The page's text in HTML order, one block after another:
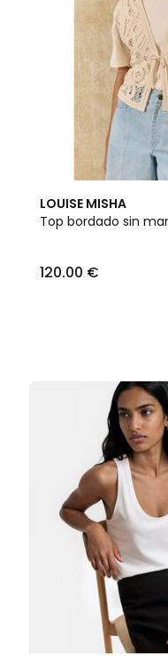
LOUISE MISHA
Top bordado sin
120.00 €